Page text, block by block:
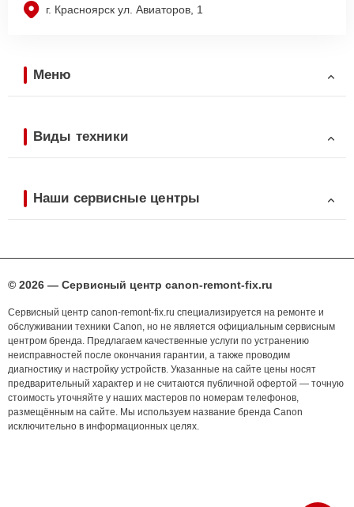
г. Красноярск ул. Авиаторов, 1
Меню
Виды техники
Наши сервисные центры
© 2026 — Сервисный центр canon-remont-fix.ru
Сервисный центр canon-remont-fix.ru специализируется на ремонте и
обслуживании техники Canon, но не является официальным сервисным
центром бренда. Предлагаем качественные услуги по устранению
неисправностей после окончания гарантии, а также проводим
диагностику и настройку устройств. Указанные на сайте цены носят
предварительный характер и не считаются публичной офертой — точную
стоимость уточняйте у наших мастеров по номерам телефонов,
размещённым на сайте. Мы используем название бренда Canon
исключительно в информационных целях.